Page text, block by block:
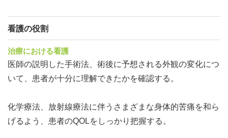
看護の役割
治療における看護
医師の説明した手術法、術後に予想される外観の変化につ
いて、患者が十分に理解できたかを確認する。
化学療法、放射線療法に伴うさまざまな身体的苦痛を和ら
げるよう、患者のQOLをしっかり把握する。